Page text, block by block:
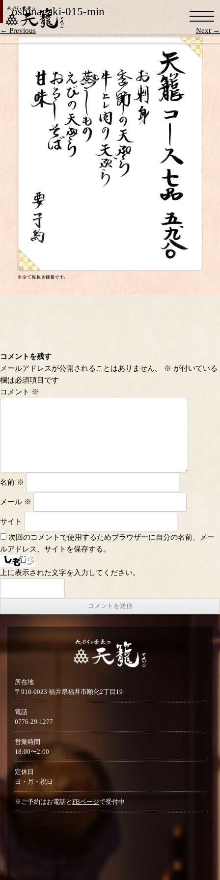
oshinagaki-015-min
← Previous Next →
コメントを残す
メールアドレスが公開されることはありません。
※ が付いている
欄は必須項目です
コメント ※
名前 ※
メール ※
サイト
次回のコメントで使用するためブラウザーに自分の名前、メー
ルアドレス、サイトを保存する。
上に表示された文字を入力してください。
所在地
〒910-0023 福井県福井市順化2丁目19
電話
0776-29-1277
営業時間
18:00〜2:00
定休日
日・月・祝日
※ご予約はお電話と FBページで受付中
お知らせ 天籠のこだわり お品書き お問い合わせ
Facebook